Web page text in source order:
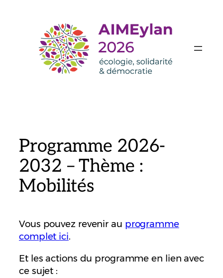
Programme 2026-
2032 – Thème :
Mobilités
Vous pouvez revenir au programme
complet ici.
Et les actions du programme en lien avec
ce sujet :